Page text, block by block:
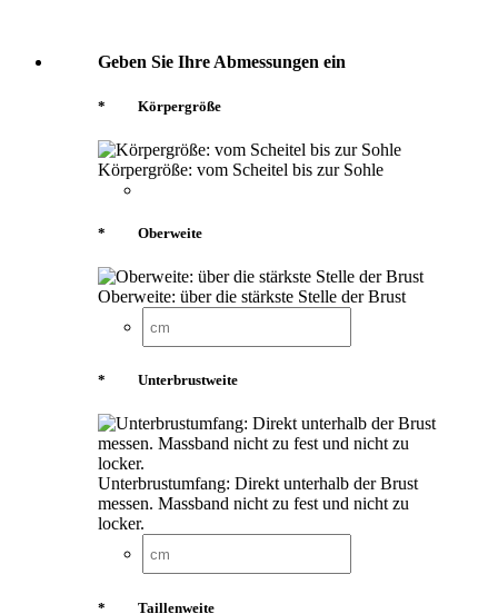
Geben Sie Ihre Abmessungen ein
* Körpergröße
Körpergröße: vom Scheitel bis zur Sohle
* Oberweite
Oberweite: über die stärkste Stelle der Brust
* Unterbrustweite
Unterbrustumfang: Direkt unterhalb der Brust
messen. Massband nicht zu fest und nicht zu
locker.
* Taillenweite